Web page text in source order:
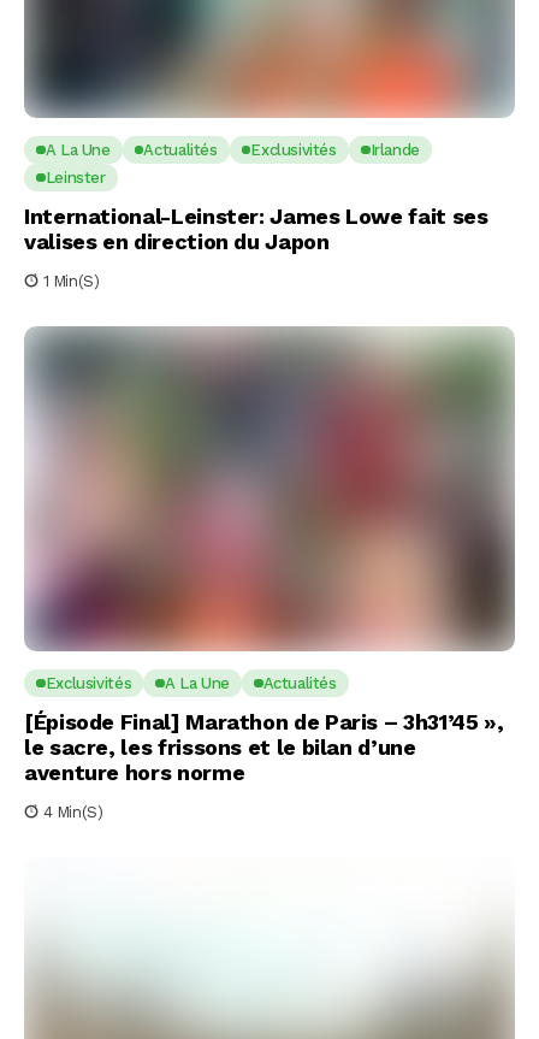
A La Une Actualités Exclusivités
Irlande
Leinster
International-Leinster: James Lowe fait ses
valises en direction du Japon
1 Min(s)
Exclusivités A La Une Actualités
[Épisode Final] Marathon de Paris – 3h31’45 »,
le sacre, les frissons et le bilan d’une
aventure hors norme
4 Min(s)